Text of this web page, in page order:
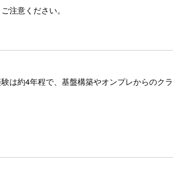
注意ください。
約4年程で、基盤構築やオンプレからのク